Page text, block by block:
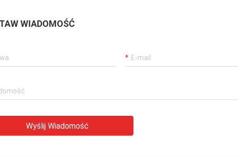
WIADOMOŚĆ
Wyślij Wiadomość